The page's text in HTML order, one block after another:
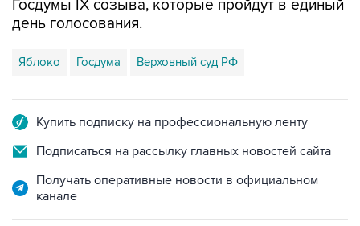
Яблоко Госдума Верховный суд РФ
Подписаться на рассылку главных новостей сайта
Получать оперативные новости в официальном
НОВОСТИ ПО ТЕМЕ